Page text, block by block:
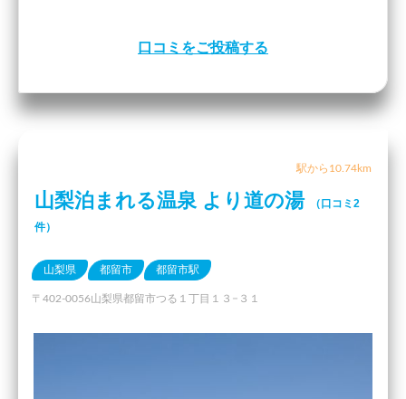
口コミをご投稿する
駅から10.74km
山梨泊まれる温泉 より道の湯
（口コミ2
件）
山梨県 都留市 都留市駅
〒402-0056山梨県都留市つる１丁目１３−３１